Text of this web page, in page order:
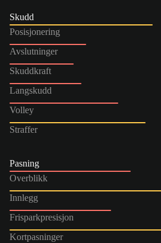
Skudd
Posisjonering
Avslutninger
Skuddkraft
Langskudd
Volley
Straffer
Pasning
Overblikk
Innlegg
Frisparkpresisjon
Kortpasninger